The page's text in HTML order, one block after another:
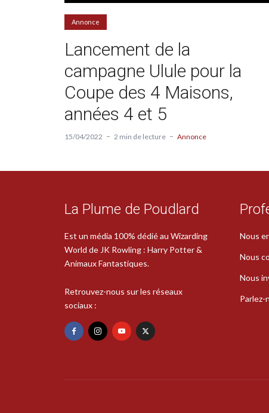
Annonce
Lancement de la
campagne Ulule pour la
Coupe des 4 Maisons,
années 4 et 5
15/04/2022 2 min de lecture Annonce
La Plume de Poudlard
Est un média 100% dédié au Wizarding
World de JK Rowling : Harry Potter &
Animaux Fantastiques.
Retrouvez-nous sur les réseaux
sociaux :
Nous
Nous
Nous
Parlez-